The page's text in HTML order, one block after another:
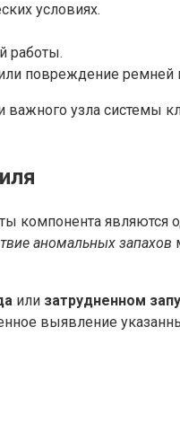
условиях.
работы.
повреждение ремней
узла системы
компонента являются
аномальных запахов
или затрудненном
выявление